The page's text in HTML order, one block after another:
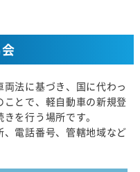
法に基づき、国に代わっ
とで、軽自動車の新規登
を行う場所です。
電話番号、管轄地域など